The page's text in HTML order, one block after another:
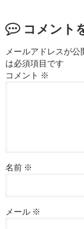
コメント
メールアドレスが公
は必須項目です
コメント ※
名前 ※
メール ※